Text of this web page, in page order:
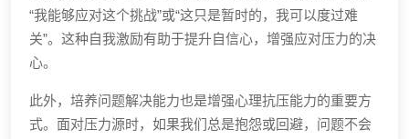
“我能够应对这个挑战”或“这只是暂时的，我可以度过难
关”。这种自我激励有助于提升自信心，增强应对压力的决
心。
此外，培养问题解决能力也是增强心理抗压能力的重要方
式。面对压力源时，如果我们总是抱怨或回避，问题不会